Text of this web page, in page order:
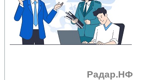
Радар.НФ